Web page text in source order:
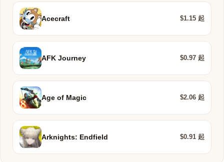
Acecraft $1.15 起
AFK Journey $0.97 起
Age of Magic $2.06 起
Arknights: Endfield $0.91 起